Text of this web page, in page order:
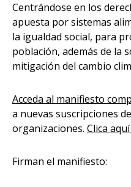
Centrándose en los
apuesta por sistemas
la igualdad social, para
población, además de la
mitigación del cambio
Acceda al manifiesto
a nuevas suscripciones
organizaciones. Clica
Firman el manifiesto: